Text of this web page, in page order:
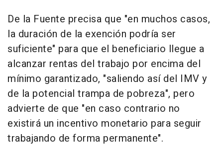
De la Fuente precisa que "en muchos casos,
la duración de la exención podría ser
suficiente" para que el beneficiario llegue a
alcanzar rentas del trabajo por encima del
mínimo garantizado, "saliendo así del IMV y
de la potencial trampa de pobreza", pero
advierte de que "en caso contrario no
existirá un incentivo monetario para seguir
trabajando de forma permanente".